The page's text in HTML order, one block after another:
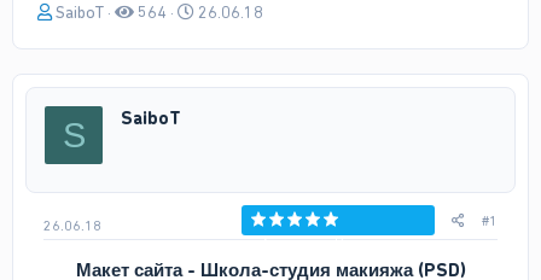
А
о
р
ы
SaiboT 564
Д
а
л
26.06.18
S SaiboT
26.06.18
Голосов: 0
#1
Макет сайта - Школа-студия макияжа (PSD)